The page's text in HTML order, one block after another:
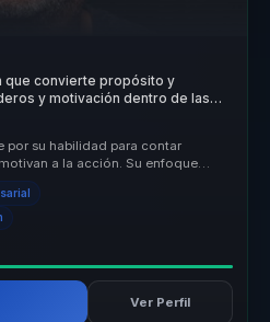
que convierte propósito y
y motivación dentro de las
por su habilidad para contar
a la acción. Su enfoque
Ver Perfil